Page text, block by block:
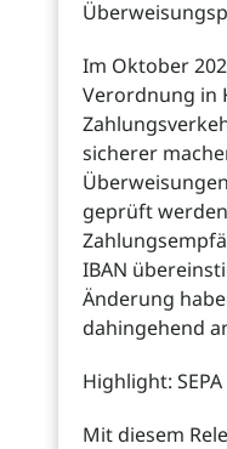
Im Oktober
Verordnung in
sicherer
geprüft
IBAN
Änderung
dahingehend
Highlight:
Mit diesem